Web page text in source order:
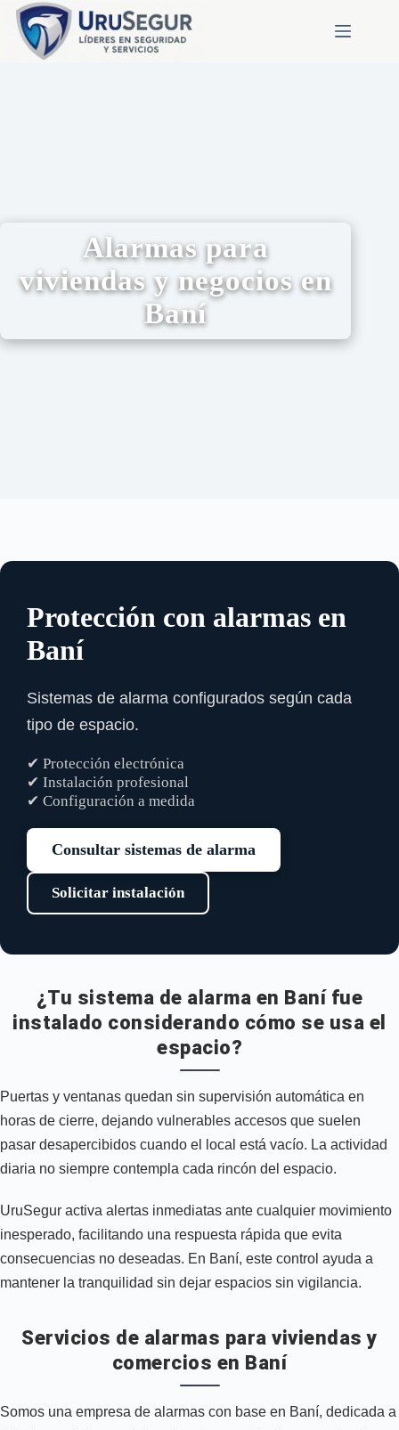
Alarmas para
viviendas y negocios en
Baní
Protección con alarmas en
Baní
Sistemas de alarma configurados según cada
tipo de espacio.
✔ Protección electrónica
✔ Instalación profesional
✔ Configuración a medida
Consultar sistemas de alarma
Solicitar instalación
¿Tu sistema de alarma en Baní fue
instalado considerando cómo se usa el
espacio?
Puertas y ventanas quedan sin supervisión automática en
horas de cierre, dejando vulnerables accesos que suelen
pasar desapercibidos cuando el local está vacío. La actividad
diaria no siempre contempla cada rincón del espacio.
UruSegur activa alertas inmediatas ante cualquier movimiento
inesperado, facilitando una respuesta rápida que evita
consecuencias no deseadas. En Baní, este control ayuda a
mantener la tranquilidad sin dejar espacios sin vigilancia.
Servicios de alarmas para viviendas y
comercios en Baní
Somos una empresa de alarmas con base en Baní, dedicada a